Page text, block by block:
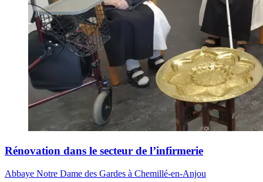
Rénovation dans le secteur de l’infirmerie
Abbaye Notre Dame des Gardes à Chemillé-en-Anjou